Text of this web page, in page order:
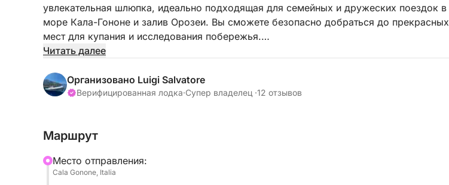
увлекательная шлюпка, идеально подходящая для семейных и дружеских поездок в
море Кала-Гононе и залив Орозеи. Вы сможете безопасно добраться до прекрасных
мест для купания и исследования побережья.
для комфорта и отдыха.
время круиза.
Аренда шлюпки возможна только при наличии лицензии на управление судном.
Читать далее
Организовано Luigi Salvatore
Верифицированная лодка·Супер владелец ·12 отзывов
Маршрут
Mесто отправления:
Cala Gonone, Italia